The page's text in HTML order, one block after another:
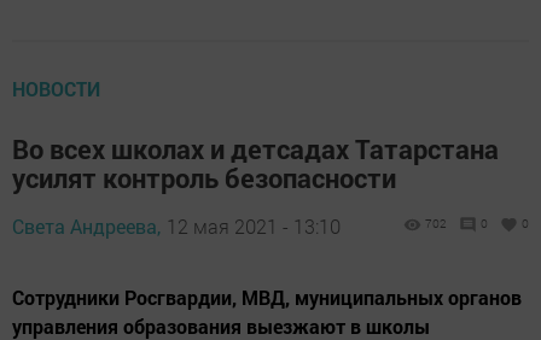
НОВОСТИ
Во всех школах и детсадах Татарстана
усилят контроль безопасности
Света Андреева, 12 мая 2021 - 13:10 702 0 0
Сотрудники Росгвардии, МВД, муниципальных органов
управления образования выезжают в школы